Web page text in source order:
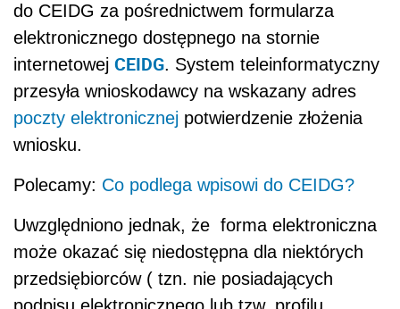
do CEIDG za pośrednictwem formularza
elektronicznego dostępnego na stornie
internetowej CEIDG. System teleinformatyczny
przesyła wnioskodawcy na wskazany adres
poczty elektronicznej potwierdzenie złożenia
wniosku.
Polecamy: Co podlega wpisowi do CEIDG?
Uwzględniono jednak, że forma elektroniczna
może okazać się niedostępna dla niektórych
przedsiębiorców ( tzn. nie posiadających